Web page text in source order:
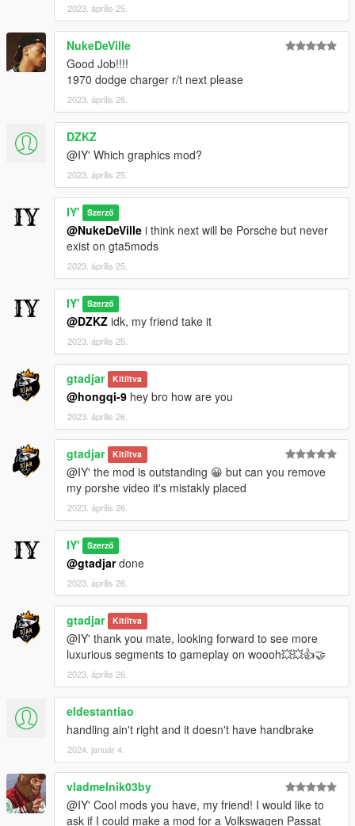
2023. április 25.
NukeDeVille
Good Job!!!!
1970 dodge charger r/t next please
2023. április 25.
DZKZ
@IY' Which graphics mod?
2023. április 25.
IY' Szerző
@NukeDeVille i think next will be Porsche but never
exist on gta5mods
2023. április 25.
IY' Szerző
@DZKZ idk, my friend take it
2023. április 25.
gtadjar Kitíltva
@hongqi-9 hey bro how are you
2023. április 26.
gtadjar Kitíltva
@IY' the mod is outstanding 😀 but can you remove
my porshe video it's mistakly placed
2023. április 26.
IY' Szerző
@gtadjardone
2023. április 26.
gtadjar Kitíltva
@IY' thank you mate, looking forward to see more
luxurious segments to gameplay on woooh💥💥👍🤝
2023. április 26.
eldestantiao
handling ain't right and it doesn't have handbrake
2024. január 4.
vladmelnik03by
@IY' Cool mods you have, my friend! I would like to
ask if I could make a mod for a Volkswagen Passat